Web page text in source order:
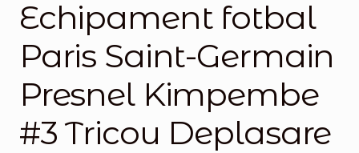
Magazinul
Echipament fotbal
Paris Saint-Germain
Presnel Kimpembe
#3 Tricou Deplasare